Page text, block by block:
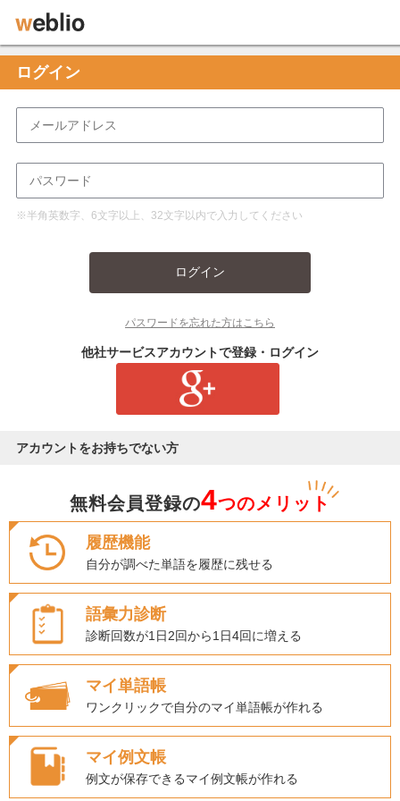
ログイン
※半角英数字、6文字以上、32文字以内で入力してください
ログイン
パスワードを忘れた方はこちら
他社サービスアカウントで登録・ログイン
アカウントをお持ちでない方
無料会員登録の4つのメリット
履歴機能
自分が調べた単語を履歴に残せる
語彙力診断
診断回数が1日2回から1日4回に増える
マイ単語帳
ワンクリックで自分のマイ単語帳が作れる
マイ例文帳
例文が保存できるマイ例文帳が作れる